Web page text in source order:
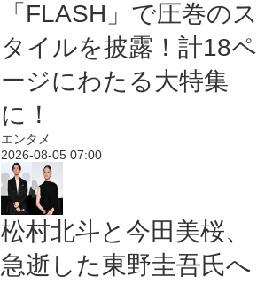
「FLASH」で圧巻のス
タイルを披露！計18ペ
ージにわたる大特集
に！
エンタメ
2026-08-05 07:00
松村北斗と今田美桜、
急逝した東野圭吾氏へ